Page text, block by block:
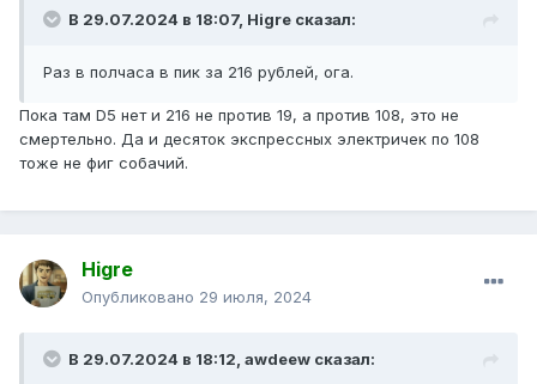
В 29.07.2024 в 18:07, Higre сказал:
Раз в полчаса в пик за 216 рублей, ога.
Пока там D5 нет и 216 не против 19, а против 108, это не
смертельно. Да и десяток экспрессных электричек по 108
тоже не фиг собачий.
Higre
Опубликовано 29 июля, 2024
В 29.07.2024 в 18:12, awdeew сказал: